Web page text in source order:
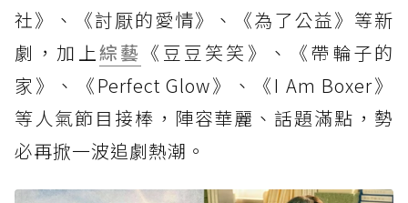
社》、《討厭的愛情》、《為了公益》等新
劇，加上綜藝 《豆豆笑笑》、《帶輪子的
家》、《Perfect Glow》、《I Am Boxer》
等人氣節目接棒，陣容華麗、話題滿點，勢
必再掀一波追劇熱潮。